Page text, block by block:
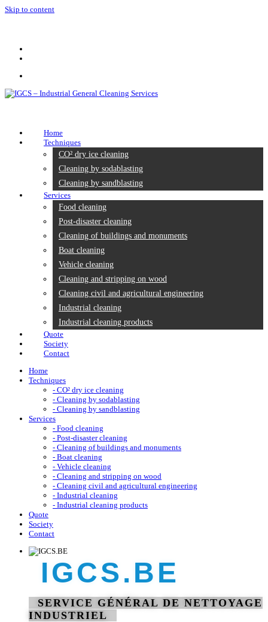
Skip to content
Home
Techniques
CO² dry ice cleaning
Cleaning by sodablasting
Cleaning by sandblasting
Services
Food cleaning
Post-disaster cleaning
Cleaning of buildings and monuments
Boat cleaning
Vehicle cleaning
Cleaning and stripping on wood
Cleaning civil and agricultural engineering
Industrial cleaning
Industrial cleaning products
Quote
Society
Contact
Home
Techniques
- CO² dry ice cleaning
- Cleaning by sodablasting
- Cleaning by sandblasting
Services
- Food cleaning
- Post-disaster cleaning
- Cleaning of buildings and monuments
- Boat cleaning
- Vehicle cleaning
- Cleaning and stripping on wood
- Cleaning civil and agricultural engineering
- Industrial cleaning
- Industrial cleaning products
Quote
Society
Contact
IGCS.BE
SERVICE GÉNÉRAL DE NETTOYAGE
INDUSTRIEL